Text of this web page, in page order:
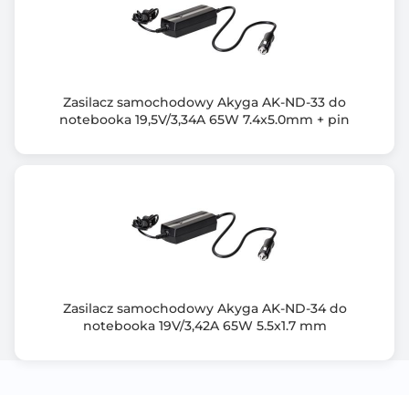
Zasilacz samochodowy Akyga AK-ND-33 do
notebooka 19,5V/3,34A 65W 7.4x5.0mm + pin
Zasilacz samochodowy Akyga AK-ND-34 do
notebooka 19V/3,42A 65W 5.5x1.7 mm